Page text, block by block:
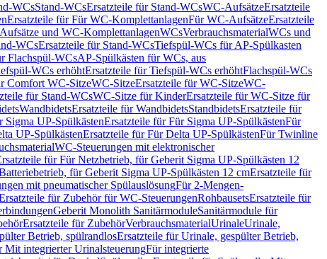
WCsStand-WCsErsatzteile für Stand-WCsWC-AufsätzeErsatzteile
Ersatzteile für Für WC-KomplettanlagenFür WC-AufsätzeErsatzteile
und WC-KomplettanlagenWCsVerbrauchsmaterialWCs und
WCsErsatzteile für Stand-WCsTiefspül-WCs für AP-Spülkasten
Flachspül-WCsAP-Spülkästen für WCs, aus
WCs erhöhtErsatzteile für Tiefspül-WCs erhöhtFlachspül-WCs
Comfort WC-SitzeWC-SitzeErsatzteile für WC-SitzeWC-
für Stand-WCsWC-Sitze für KinderErsatzteile für WC-Sitze für
WandbidetsErsatzteile für WandbidetsStandbidetsErsatzteile für
Sigma UP-SpülkästenErsatzteile für Für Sigma UP-SpülkästenFür
UP-SpülkästenErsatzteile für Für Delta UP-SpülkästenFür Twinline
WC-Steuerungen mit elektronischer
für Für Netzbetrieb, für Geberit Sigma UP-Spülkästen 12
für Geberit Sigma UP-Spülkästen 12 cmErsatzteile für
mit pneumatischer SpülauslösungFür 2-Mengen-
für Zubehör für WC-SteuerungenRohbausetsErsatzteile für
Geberit Monolith SanitärmoduleSanitärmodule für
Ersatzteile für ZubehörVerbrauchsmaterialUrinaleUrinale,
Betrieb, spülrandlosErsatzteile für Urinale, gespülter Betrieb,
Mit integrierter UrinalsteuerungFür integrierte